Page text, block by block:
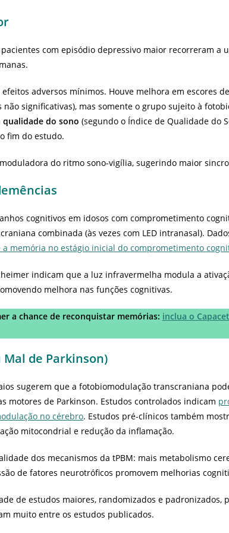
com episódio depressivo maior recorreram a
adversos mínimos. Houve melhora em escores
significativas), mas somente o grupo sujeito à
qualidade do sono (segundo o Índice de Qualidade do
fim do estudo.
do ritmo sono-vigília, sugerindo maior
cognitivos em idosos com comprometimento
combinada (às vezes com LED intranasal).
memória no estágio inicial do comprometimento
indicam que a luz infravermelha modula a
melhora nas funções cognitivas.
a chance de reconquistar memórias: inclua o
de Parkinson)
sugerem que a fotobiomodulação transcraniana
motores de Parkinson. Estudos controlados indicam
no cérebro. Estudos pré-clínicos também
mitocondrial e redução da inflamação.
dos mecanismos da tPBM: mais metabolismo
de fatores neurotróficos promovem melhorias
de estudos maiores, randomizados e padronizados,
muito entre os estudos publicados.